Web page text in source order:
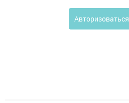
Авторизоваться